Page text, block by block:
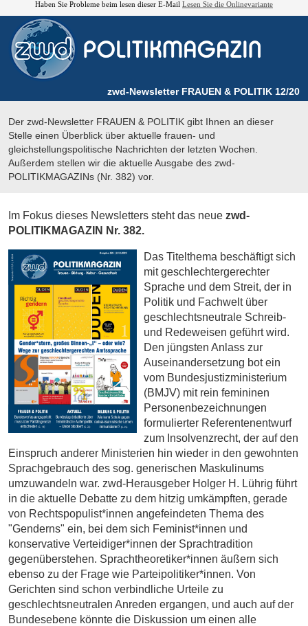
Haben Sie Probleme beim lesen dieser E-Mail Lesen Sie die Onlinevariante
zwd-Newsletter FRAUEN & POLITIK 12/20
Der zwd-Newsletter FRAUEN & POLITIK gibt Ihnen an dieser
Stelle einen Überblick über aktuelle frauen- und
gleichstellungspolitische Nachrichten der letzten Wochen.
Außerdem stellen wir die aktuelle Ausgabe des zwd-
POLITIKMAGAZINs (Nr. 382) vor.
Im Fokus dieses Newsletters steht das neue zwd-
POLITIKMAGAZIN Nr. 382.
Das Titelthema beschäftigt sich
mit geschlechtergerechter
Sprache und dem Streit, der in
Politik und Fachwelt über
geschlechtsneutrale Schreib-
und Redeweisen geführt wird.
Den jüngsten Anlass zur
Auseinandersetzung bot ein
vom Bundesjustizministerium
(BMJV) mit rein femininen
Personenbezeichnungen
formulierter Referentenentwurf
zum Insolvenzrecht, der auf den
Einspruch anderer Ministerien hin wieder in den gewohnten
Sprachgebrauch des sog. generischen Maskulinums
umzuwandeln war. zwd-Herausgeber Holger H. Lührig führt
in die aktuelle Debatte zu dem hitzig umkämpften, gerade
von Rechtspopulist*innen angefeindeten Thema des
"Genderns" ein, bei dem sich Feminist*innen und
konservative Verteidiger*innen der Sprachtradition
gegenüberstehen. Sprachtheoretiker*innen äußern sich
ebenso zu der Frage wie Parteipolitiker*innen. Von
Gerichten sind schon verbindliche Urteile zu
geschlechtsneutralen Anreden ergangen, und auch auf der
Bundesebene könnte die Diskussion um einen alle